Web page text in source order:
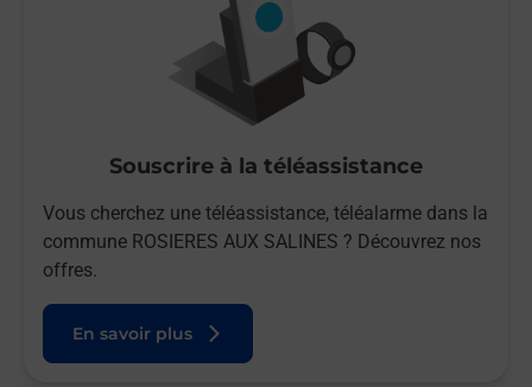
Souscrire à la téléassistance
Vous cherchez une téléassistance, téléalarme dans la
commune ROSIERES AUX SALINES ? Découvrez nos
offres.
En savoir plus